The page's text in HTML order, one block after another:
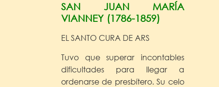
SAN JUAN MARÍA
VIANNEY (1786-1859)
EL SANTO CURA DE ARS
Tuvo que superar incontables
dificultades para llegar a
ordenarse de presbítero. Su celo